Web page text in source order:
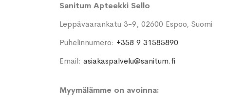
Sanitum Apteekki Sello
Leppävaarankatu 3-9, 02600 Espoo, Suomi
Puhelinnumero: +358 9 31585890
Email: asiakaspalvelu@sanitum.fi
Myymälämme on avoinna: